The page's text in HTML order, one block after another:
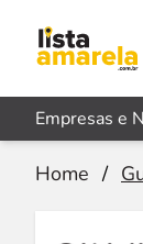
Empresas e
Home /